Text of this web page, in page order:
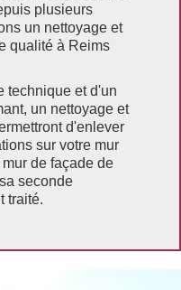
plusieurs
un nettoyage et
qualité à Reims
technique et d'un
un nettoyage et
d'enlever
sur votre mur
de façade de
seconde
traité.